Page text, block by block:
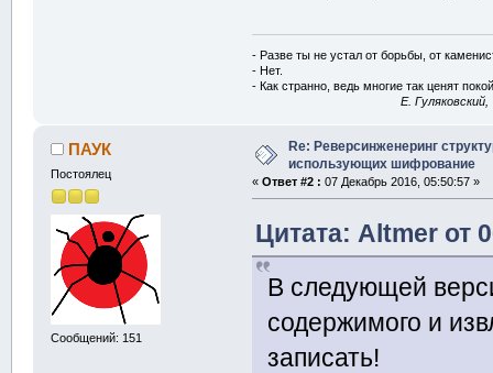
корня
u32b
нет, NVRAM
u32b
директории
u32b
дублирование
u32b avatar
двусвязном
}
//каждая
- Разве ты не устал от борьбы, от
- Нет.
- Как странно, ведь многие так ценят
E.
ПАУК
Постоялец
Сообщений: 151
Re: Реверсинженеринг
использующих шифрование
«Ответ #2 : 07 Декабрь 2016, 05:50:57 »
Цитата: Altmer от
В следующей
содержимого и
записать!